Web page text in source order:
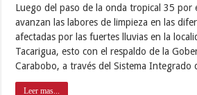
Luego del paso de la onda tropical 35 por
avanzan las labores de limpieza en las
afectadas por las fuertes lluvias en la
Tacarigua, esto con el respaldo de la
Carabobo, a través del Sistema Integrado
Leer mas...